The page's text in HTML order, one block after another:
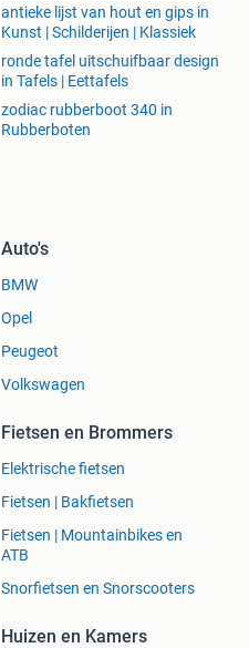
antieke lijst van hout en gips in
Kunst | Schilderijen | Klassiek
ronde tafel uitschuifbaar design
in Tafels | Eettafels
zodiac rubberboot 340 in
Rubberboten
Auto's
BMW
Opel
Peugeot
Volkswagen
Fietsen en Brommers
Elektrische fietsen
Fietsen | Bakfietsen
Fietsen | Mountainbikes en
ATB
Snorfietsen en Snorscooters
Huizen en Kamers